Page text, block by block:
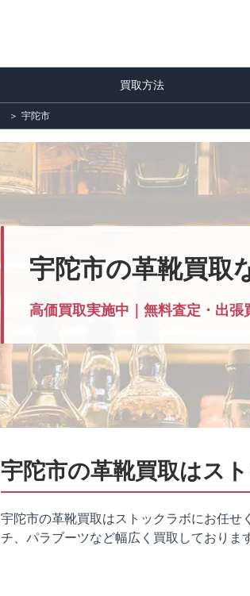
買取方法
＞ 宇陀市
宇陀市の革靴買取
高価買取実施中｜無料査定・出張
宇陀市の革靴買取はス
宇陀市の革靴買取はストックラボにお任
チ、パラブーツなど幅広く買取しておりま